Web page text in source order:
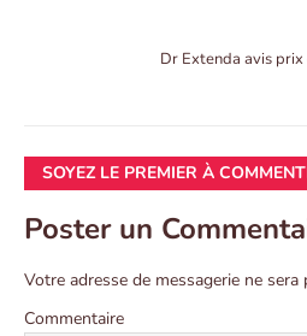
Dr Extenda avis
SOYEZ LE PREMIER À
Poster un
Votre adresse de messagerie ne sera
Commentaire